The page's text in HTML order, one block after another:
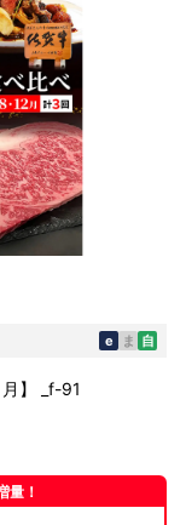
e ま 自
】 _f-91
量！